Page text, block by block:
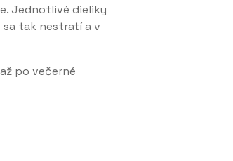
Jednotlivé dieliky
sa tak nestratí a v
po večerné